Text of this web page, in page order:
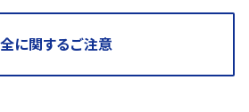
に関するご注意